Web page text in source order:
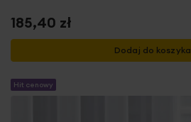
185,40 zł
Dodaj do koszyka
Hit cenowy